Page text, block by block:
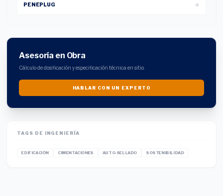
PENEPLUG
Asesoría en Obra
Cálculo de dosificación y especificación técnica en sitio.
HABLAR CON UN EXPERTO
TAGS DE INGENIERÍA
EDIFICACIÓN CIMENTACIONES AUTO-SELLADO SOSTENIBILIDAD